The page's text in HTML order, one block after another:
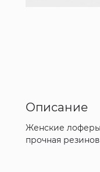
Описание
Женские лоферы
прочная